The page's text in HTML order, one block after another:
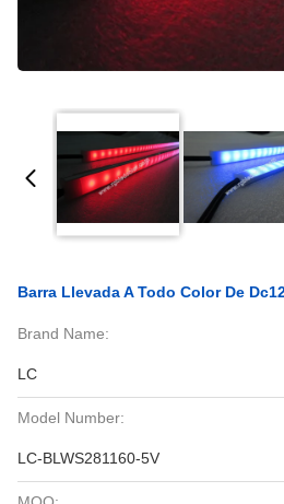
Barra Llevada A Todo Color De
Brand Name:
LC
Model Number:
LC-BLWS281160-5V